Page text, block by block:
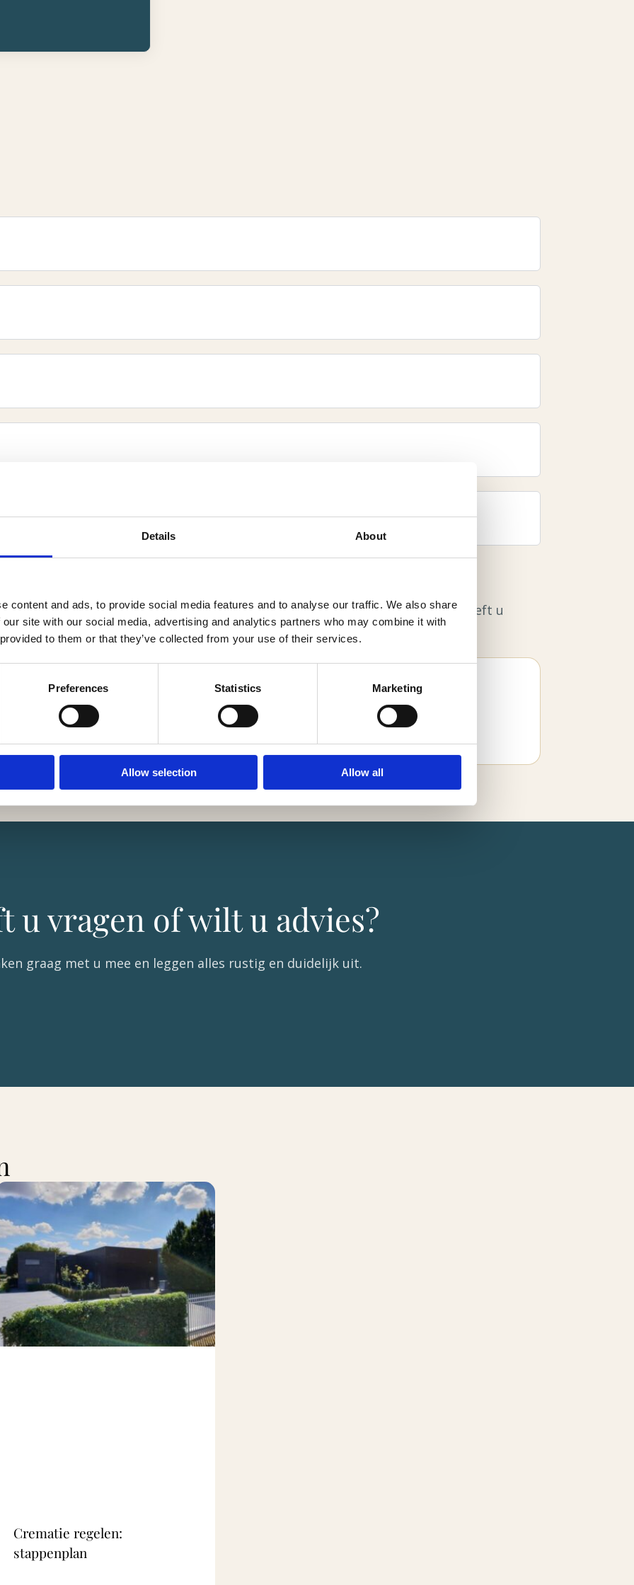
Details About
content and ads, to provide social media features and to analyse our traffic. We also share
site with our social media, advertising and analytics partners who may combine it with
to them or that they’ve collected from your use of their services.
Preferences Statistics Marketing
Allow selection Allow all
in elke stap van het proces. U hoeft zich nergens zorgen over te maken. Heeft u
contact met ons op via 085 086 54 20 . Wij helpen u graag.
bij een waardig en persoonlijk afscheid.
u vragen of wilt u advies?
graag met u mee en leggen alles rustig en duidelijk uit.
Crematie regelen:
stappenplan